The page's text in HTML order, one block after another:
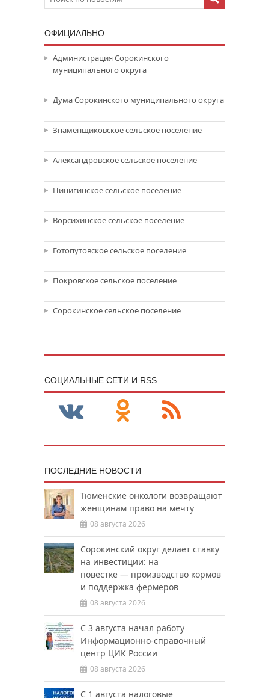
ОФИЦИАЛЬНО
Администрация Сорокинского
муниципального округа
Дума Сорокинского муниципального округа
Знаменщиковское сельское поселение
Александровское сельское поселение
Пинигинское сельское поселение
Ворсихинское сельское поселение
Готопутовское сельское поселение
Покровское сельское поселение
Сорокинское сельское поселение
CОЦИАЛЬНЫЕ СЕТИ И RSS
ПОСЛЕДНИЕ НОВОСТИ
Тюменские онкологи возвращают
женщинам право на мечту
08 августа 2026
Сорокинский округ делает ставку
на инвестиции: на
повестке — производство кормов
и поддержка фермеров
08 августа 2026
С 3 августа начал работу
Информационно-справочный
центр ЦИК России
08 августа 2026
С 1 августа налоговые